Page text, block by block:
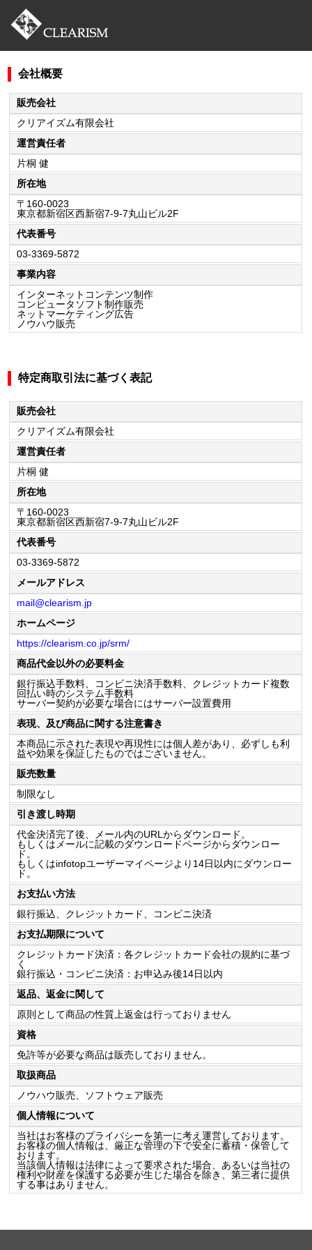
会社概要
販売会社
クリアイズム有限会社
運営責任者
片桐 健
所在地
〒160-0023
東京都新宿区西新宿7-9-7丸山ビル2F
代表番号
03-3369-5872
事業内容
インターネットコンテンツ制作
コンピュータソフト制作販売
ネットマーケティング広告
ノウハウ販売
特定商取引法に基づく表記
販売会社
クリアイズム有限会社
運営責任者
片桐 健
所在地
〒160-0023
東京都新宿区西新宿7-9-7丸山ビル2F
代表番号
03-3369-5872
メールアドレス
mail@clearism.jp
ホームページ
https://clearism.co.jp/srm/
商品代金以外の必要料金
銀行振込手数料、コンビニ決済手数料、クレジットカード複数
回払い時のシステム手数料
サーバー契約が必要な場合にはサーバー設置費用
表現、及び商品に関する注意書き
本商品に示された表現や再現性には個人差があり、必ずしも利
益や効果を保証したものではございません。
販売数量
制限なし
引き渡し時期
代金決済完了後、メール内のURLからダウンロード。
もしくはメールに記載のダウンロードページからダウンロー
ド。
もしくはinfotopユーザーマイページより14日以内にダウンロー
ド。
お支払い方法
銀行振込、クレジットカード、コンビニ決済
お支払期限について
クレジットカード決済：各クレジットカード会社の規約に基づ
く
銀行振込・コンビニ決済：お申込み後14日以内
返品、返金に関して
原則として商品の性質上返金は行っておりません
資格
免許等が必要な商品は販売しておりません。
取扱商品
ノウハウ販売、ソフトウェア販売
個人情報について
当社はお客様のプライバシーを第一に考え運営しております。
お客様の個人情報は、厳正な管理の下で安全に蓄積・保管して
おります。
当該個人情報は法律によって要求された場合、あるいは当社の
権利や財産を保護する必要が生じた場合を除き、第三者に提供
する事はありません。